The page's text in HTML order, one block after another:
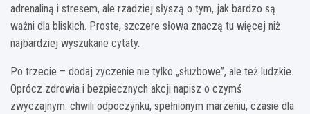
adrenaliną i stresem, ale rzadziej słyszą o tym, jak bardzo są
ważni dla bliskich. Proste, szczere słowa znaczą tu więcej niż
najbardziej wyszukane cytaty.
Po trzecie – dodaj życzenie nie tylko „służbowe”, ale też ludzkie.
Oprócz zdrowia i bezpiecznych akcji napisz o czymś
zwyczajnym: chwili odpoczynku, spełnionym marzeniu, czasie dla